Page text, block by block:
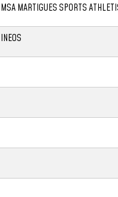
MSA MARTIGUES SPORTS
INEOS